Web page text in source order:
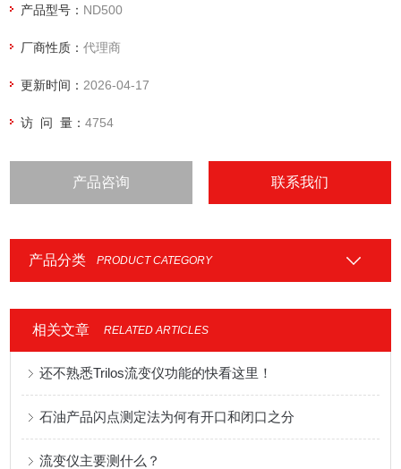
产品型号： ND500
厂商性质：代理商
更新时间： 2026-04-17
访 问 量：4754
产品咨询 联系我们
产品分类 PRODUCT CATEGORY
相关文章 RELATED ARTICLES
还不熟悉Trilos流变仪功能的快看这里！
石油产品闪点测定法为何有开口和闭口之分
流变仪主要测什么？